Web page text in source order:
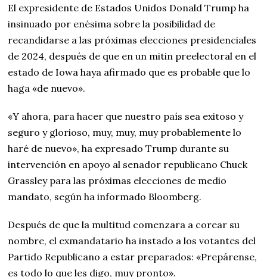
El expresidente de Estados Unidos Donald Trump ha
insinuado por enésima sobre la posibilidad de
recandidarse a las próximas elecciones presidenciales
de 2024, después de que en un mitin preelectoral en el
estado de Iowa haya afirmado que es probable que lo
haga «de nuevo».
«Y ahora, para hacer que nuestro país sea exitoso y
seguro y glorioso, muy, muy, muy probablemente lo
haré de nuevo», ha expresado Trump durante su
intervención en apoyo al senador republicano Chuck
Grassley para las próximas elecciones de medio
mandato, según ha informado Bloomberg.
Después de que la multitud comenzara a corear su
nombre, el exmandatario ha instado a los votantes del
Partido Republicano a estar preparados: «Prepárense,
es todo lo que les digo, muy pronto».